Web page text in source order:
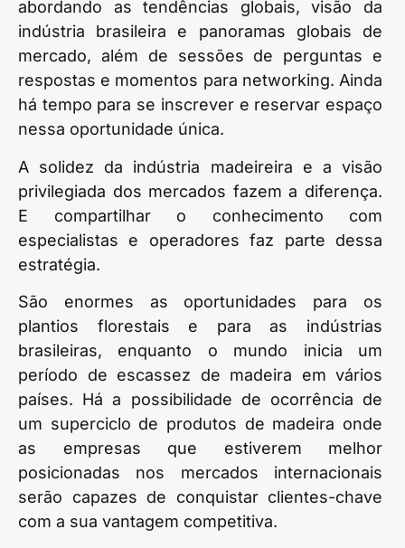
abordando as tendências globais, visão da
indústria brasileira e panoramas globais de
mercado, além de sessões de perguntas e
respostas e momentos para networking. Ainda
há tempo para se inscrever e reservar espaço
nessa oportunidade única.
A solidez da indústria madeireira e a visão
privilegiada dos mercados fazem a diferença.
E compartilhar o conhecimento com
especialistas e operadores faz parte dessa
estratégia.
São enormes as oportunidades para os
plantios florestais e para as indústrias
brasileiras, enquanto o mundo inicia um
período de escassez de madeira em vários
países. Há a possibilidade de ocorrência de
um superciclo de produtos de madeira onde
as empresas que estiverem melhor
posicionadas nos mercados internacionais
serão capazes de conquistar clientes-chave
com a sua vantagem competitiva.